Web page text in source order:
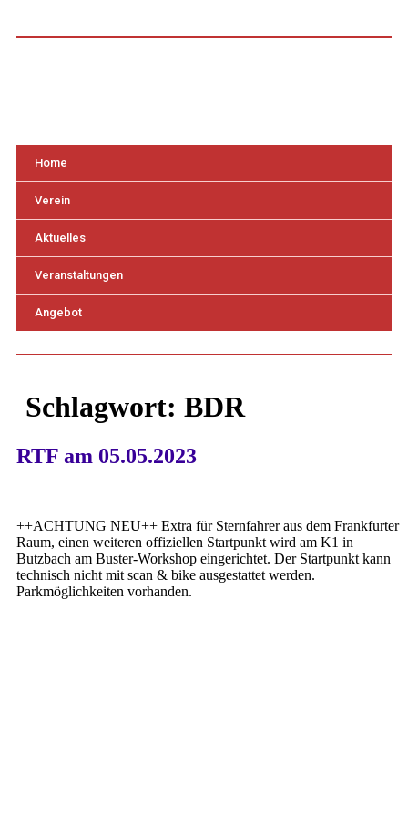
Home
Verein
Aktuelles
Veranstaltungen
Angebot
Schlagwort: BDR
RTF am 05.05.2023
++ACHTUNG NEU++ Extra für Sternfahrer aus dem Frankfurter
Raum, einen weiteren offiziellen Startpunkt wird am K1 in
Butzbach am Buster-Workshop eingerichtet. Der Startpunkt kann
technisch nicht mit scan & bike ausgestattet werden.
Parkmöglichkeiten vorhanden.